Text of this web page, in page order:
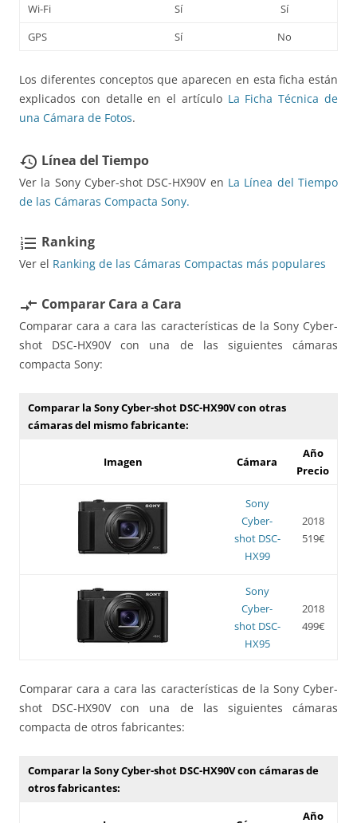
Wi-Fi
Sí
Sí
GPS
Sí No
Los diferentes conceptos que aparecen en esta ficha están
explicados con detalle en el artículo La Ficha Técnica de
una Cámara de Fotos.
restore Línea del Tiempo
Ver la Sony Cyber-shot DSC-HX90V en La Línea del Tiempo
de las Cámaras Compacta Sony.
format_list_numbered Ranking
Ver el Ranking de las Cámaras Compactas más populares
compare_arrows Comparar Cara a Cara
Comparar cara a cara las características de la Sony Cyber-
shot DSC-HX90V con una de las siguientes cámaras
compacta Sony:
Comparar la Sony Cyber-shot DSC-HX90V con otras
cámaras del mismo fabricante:
Imagen Cámara
Año
Precio
Sony
Cyber-
shot DSC-
HX99
2018
519€
Sony
Cyber-
shot DSC-
HX95
2018
499€
Comparar cara a cara las características de la Sony Cyber-
shot DSC-HX90V con una de las siguientes cámaras
compacta de otros fabricantes:
Comparar la Sony Cyber-shot DSC-HX90V con cámaras de
otros fabricantes:
Año